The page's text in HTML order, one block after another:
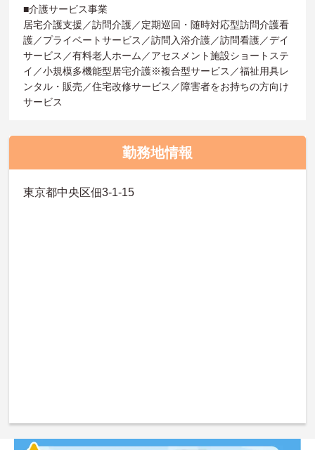
■介護サービス事業
居宅介護支援／訪問介護／定期巡回・随時対応型訪問介護看
護／プライベートサービス／訪問入浴介護／訪問看護／デイ
サービス／有料老人ホーム／アセスメント施設ショートステ
イ／小規模多機能型居宅介護※複合型サービス／福祉用具レ
ンタル・販売／住宅改修サービス／障害者をお持ちの方向け
サービス
勤務地情報
東京都中央区佃3-1-15